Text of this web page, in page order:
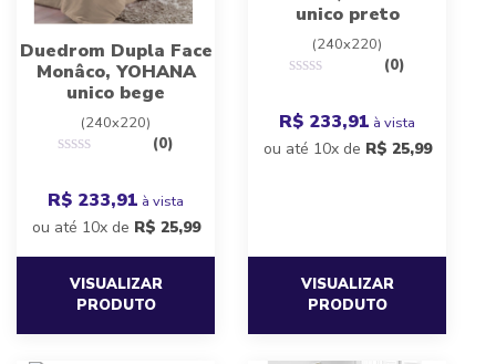
Duedrom Dupla Face
Monâco, YOHANA
unico bege
(240x220)
(0)
R$ 233,91 à vista
ou até 10x de R$ 25,99
VISUALIZAR
PRODUTO
unico preto
(240x220)
(0)
R$ 233,91 à vista
ou até 10x de R$ 25,99
VISUALIZAR
PRODUTO